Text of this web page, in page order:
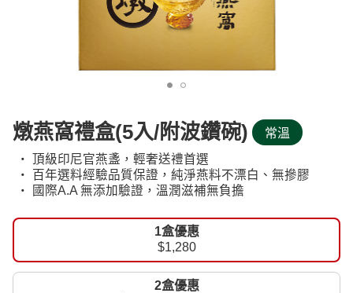
燉燕窩禮盒(5入/附波鑽碗)
常溫
‧ 頂級印尼官燕盞，輕奢送禮首選
‧ 百年選料經驗品質保證，純淨燕料不漂白、無摻膠
‧ 國際A.A 無添加驗證，溫潤滋補無負擔
1盒優惠
$1,280
2盒優惠